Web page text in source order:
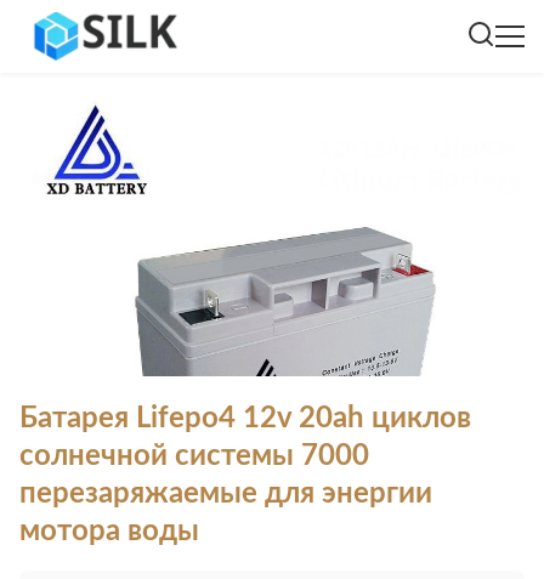
Батарея Lifepo4 12v 20ah циклов
солнечной системы 7000
перезаряжаемые для энергии
мотора воды